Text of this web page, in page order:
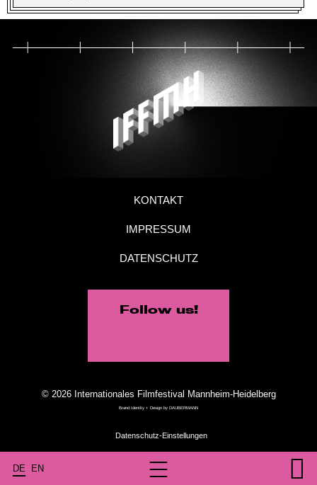
DE EN
KONTAKT
IMPRESSUM
DATENSCHUTZ
Follow us!
© 2026 Internationales Filmfestival Mannheim-Heidelberg
Brand Identity + Design by DAUBERMANN